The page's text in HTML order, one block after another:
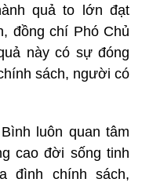
quả to lớn đạt
đồng chí Phó Chủ
này có sự đóng
sách, người có
luôn quan tâm
cao đời sống tinh
đình chính sách,